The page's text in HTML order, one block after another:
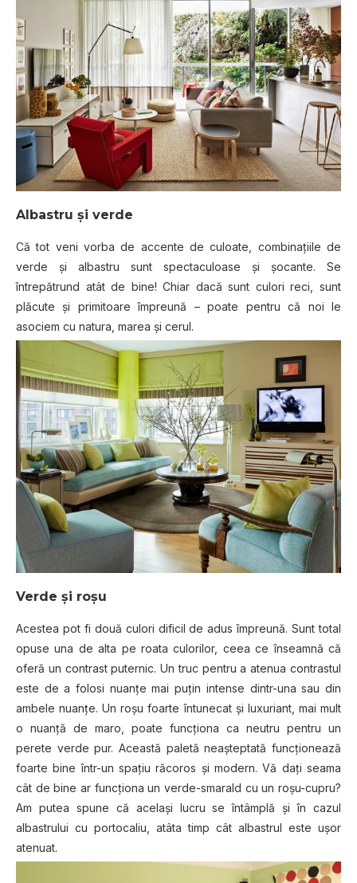
Albastru și verde
Că tot veni vorba de accente de culoate, combinațiile de
verde și albastru sunt spectaculoase și șocante. Se
întrepătrund atât de bine! Chiar dacă sunt culori reci, sunt
plăcute și primitoare împreună – poate pentru că noi le
asociem cu natura, marea și cerul.
Verde și roșu
Acestea pot fi două culori dificil de adus împreună. Sunt total
opuse una de alta pe roata culorilor, ceea ce înseamnă că
oferă un contrast puternic. Un truc pentru a atenua contrastul
este de a folosi nuanțe mai puțin intense dintr-una sau din
ambele nuanțe. Un roșu foarte întunecat și luxuriant, mai mult
o nuanță de maro, poate funcționa ca neutru pentru un
perete verde pur. Această paletă neașteptată funcționează
foarte bine într-un spațiu răcoros și modern. Vă dați seama
cât de bine ar funcționa un verde-smarald cu un roșu-cupru?
Am putea spune că același lucru se întâmplă și în cazul
albastrului cu portocaliu, atâta timp cât albastrul este ușor
atenuat.